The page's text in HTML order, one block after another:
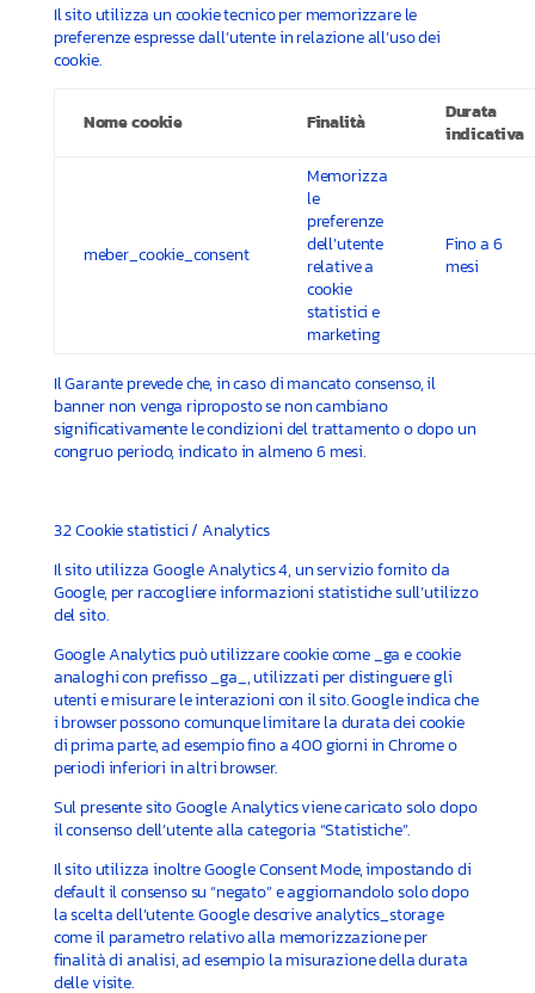
Il sito utilizza un cookie tecnico per memorizzare le
preferenze espresse dall’utente in relazione all’uso dei
cookie.
Nome cookie Finalità
Durata
indicativa
meber_cookie_consent
Memorizza
le
preferenze
dell’utente
relative a
cookie
statistici e
marketing
Fino a 6
mesi
Il Garante prevede che, in caso di mancato consenso, il
banner non venga riproposto se non cambiano
significativamente le condizioni del trattamento o dopo un
congruo periodo, indicato in almeno 6 mesi.
3.2 Cookie statistici / Analytics
Il sito utilizza Google Analytics 4, un servizio fornito da
Google, per raccogliere informazioni statistiche sull’utilizzo
del sito.
Google Analytics può utilizzare cookie come _ga e cookie
analoghi con prefisso _ga_, utilizzati per distinguere gli
utenti e misurare le interazioni con il sito. Google indica che
i browser possono comunque limitare la durata dei cookie
di prima parte, ad esempio fino a 400 giorni in Chrome o
periodi inferiori in altri browser.
Sul presente sito Google Analytics viene caricato solo dopo
il consenso dell’utente alla categoria “Statistiche”.
Il sito utilizza inoltre Google Consent Mode, impostando di
default il consenso su “negato” e aggiornandolo solo dopo
la scelta dell’utente. Google descrive analytics_storage
come il parametro relativo alla memorizzazione per
finalità di analisi, ad esempio la misurazione della durata
delle visite.